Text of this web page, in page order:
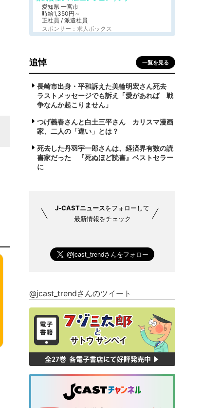
愛知県 一宮市
時給1,350円～
正社員 / 派遣社員
スポンサー：求人ボックス
追悼 一覧を見る
長崎市出身・平和訴えた美輪明宏さん死去
ラストメッセージでも訴え「愛があれば 戦
争なんか起こりません」
つげ義春さんと白土三平さん カリスマ漫画
家、二人の「違い」とは？
死去した丹羽宇一郎さんは、経済界有数の読
書家だった 『死ぬほど読書』ベストセラー
に
J-CASTニュースをフォローして
最新情報をチェック
@jcast_trendさんのツイート